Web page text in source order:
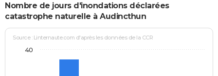
Nombre de jours d'inondations déclarées
catastrophe naturelle à Audincthun
Source : Linternaute.com d'après les données de la CCR
40